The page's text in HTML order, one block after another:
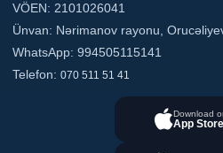
VÖEN: 2101026041
Ünvan: Nərimanov rayonu,
WhatsApp: 994505115141
Telefon: 070 511 51 41
Download
App Store